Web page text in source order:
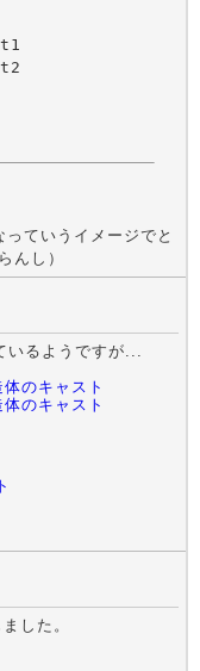
ていうイメージでと
んし）
いるようですが...
のキャスト
のキャスト
した。